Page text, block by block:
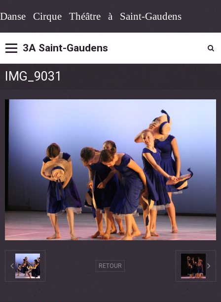
Danse Cirque Théâtre à Saint-Gaudens
3A Saint-Gaudens
IMG_9031
RETOUR